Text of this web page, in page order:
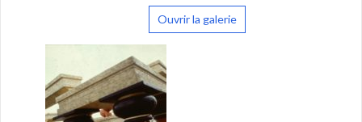
Ouvrir la galerie